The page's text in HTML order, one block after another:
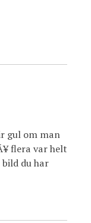
gul om man
flera var helt
du har